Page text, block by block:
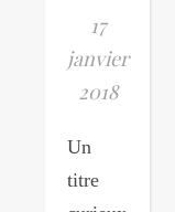
17
janvier
2018
Un
titre